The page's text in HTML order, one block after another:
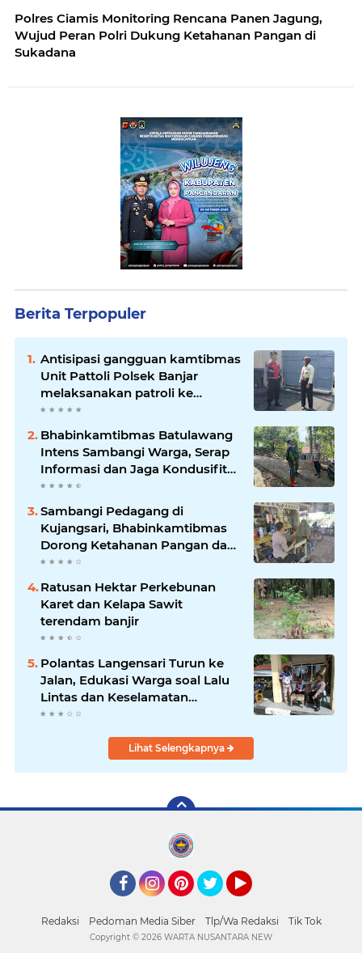
Polres Ciamis Monitoring Rencana Panen Jagung,
Wujud Peran Polri Dukung Ketahanan Pangan di
Sukadana
Berita Terpopuler
Antisipasi gangguan kamtibmas
Unit Pattoli Polsek Banjar
melaksanakan patroli ke
tempat-tempat keramaian di
wilayah hukum
Bhabinkamtibmas Batulawang
Intens Sambangi Warga, Serap
Informasi dan Jaga Kondusifitas
Lingkungan
Sambangi Pedagang di
Kujangsari, Bhabinkamtibmas
Dorong Ketahanan Pangan dan
Keamanan Lingkungan
Ratusan Hektar Perkebunan
Karet dan Kelapa Sawit
terendam banjir
Polantas Langensari Turun ke
Jalan, Edukasi Warga soal Lalu
Lintas dan Keselamatan
Berkendara
Lihat Selengkapnya
Redaksi Pedoman Media Siber Tlp/Wa Redaksi Tik Tok
Copyright © 2026 WARTA NUSANTARA NEW